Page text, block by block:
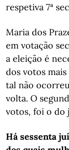
respetiva 7ª
Maria dos
em votação
a eleição é
dos votos
tal não
volta. O
votos, foi o do
Há sessenta